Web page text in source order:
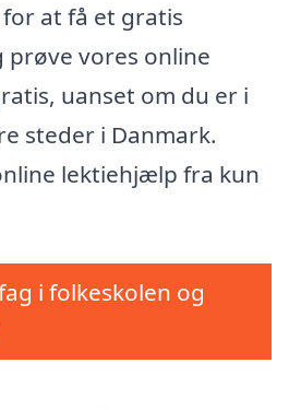
at få et gratis
vores online
uanset om du er i
steder i Danmark.
lektiehjælp fra kun
i folkeskolen og